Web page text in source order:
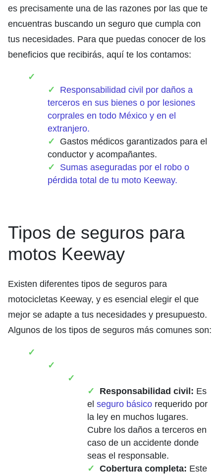
es precisamente una de las razones por las que te
encuentras buscando un seguro que cumpla con
tus necesidades. Para que puedas conocer de los
beneficios que recibirás, aquí te los contamos:
Responsabilidad civil por daños a
terceros en sus bienes o por lesiones
corprales en todo México y en el
extranjero.
Gastos médicos garantizados para el
conductor y acompañantes.
Sumas aseguradas por el robo o
pérdida total de tu moto Keeway.
Tipos de seguros para
motos Keeway
Existen diferentes tipos de seguros para
motocicletas Keeway, y es esencial elegir el que
mejor se adapte a tus necesidades y presupuesto.
Algunos de los tipos de seguros más comunes son:
Responsabilidad civil: Es
el seguro básico requerido por
la ley en muchos lugares.
Cubre los daños a terceros en
caso de un accidente donde
seas el responsable.
Cobertura completa: Este